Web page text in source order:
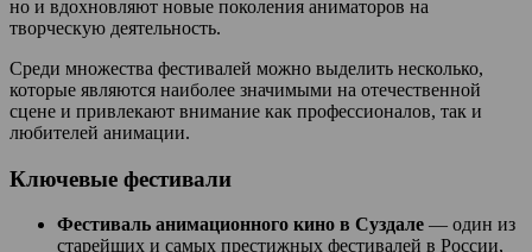
но и вдохновляют новые поколения аниматоров на
творческую деятельность.
Среди множества фестивалей можно выделить несколько,
которые являются наиболее значимыми на отечественной
сцене и привлекают внимание как профессионалов, так и
любителей анимации.
Ключевые фестивали
Фестиваль анимационного кино в Суздале — один из
старейших и самых престижных фестивалей в России,